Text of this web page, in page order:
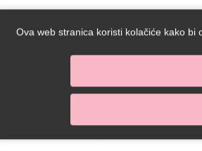
Ova web stranica koristi kolačiće kako bi